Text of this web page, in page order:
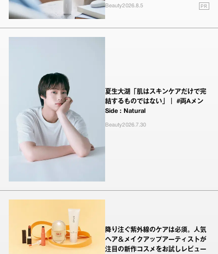
Beauty2026.8.5 PR
夏生大湖「肌はスキンケアだけで完
結するものではない」｜ #両Aメン
Side : Natural
Beauty2026.7.30
降り注ぐ紫外線のケアは必須。人気
ヘア＆メイクアップアーティストが
注目の新作コスメをお試しレビュー